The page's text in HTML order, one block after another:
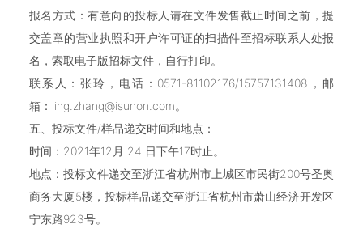
报名方式：有意向的投标人请在文件发售截止时间之前，提
交盖章的营业执照和开户许可证的扫描件至招标联系人处报
名，索取电子版招标文件，自行打印。
联系人：张玲，电话：0571-81102176/15757131408，邮
箱：ling.zhang@isunon.com。
五、投标文件/样品递交时间和地点：
时间：2021年12月 24 日下午17时止。
地点：投标文件递交至浙江省杭州市上城区市民街200号圣奥
商务大厦5楼，投标样品递交至浙江省杭州市萧山经济开发区
宁东路923号。